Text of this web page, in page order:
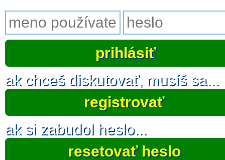
ak chceš diskutovať, musíš sa...
registrovať
ak si zabudol heslo...
resetovať heslo